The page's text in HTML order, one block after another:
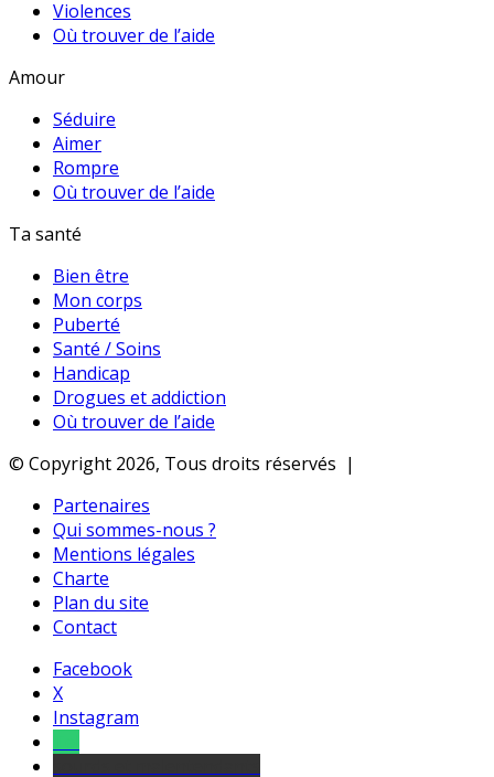
Violences
Où trouver de l’aide
Amour
Séduire
Aimer
Rompre
Où trouver de l’aide
Ta santé
Bien être
Mon corps
Puberté
Santé / Soins
Handicap
Drogues et addiction
Où trouver de l’aide
© Copyright 2026, Tous droits réservés |
Partenaires
Qui sommes-nous ?
Mentions légales
Charte
Plan du site
Contact
Facebook
X
Instagram